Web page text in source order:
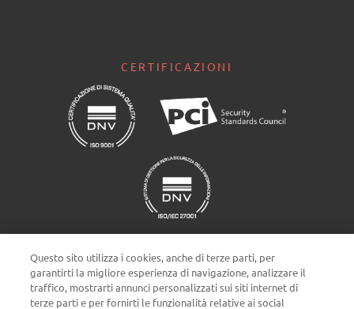
CERTIFICAZIONI
Impostazioni cookie
Questo sito utilizza i cookies, anche di terze parti, per
garantirti la migliore esperienza di navigazione, analizzare il
traffico, mostrarti annunci personalizzati sui siti internet di
terze parti e per fornirti le funzionalità relative ai social